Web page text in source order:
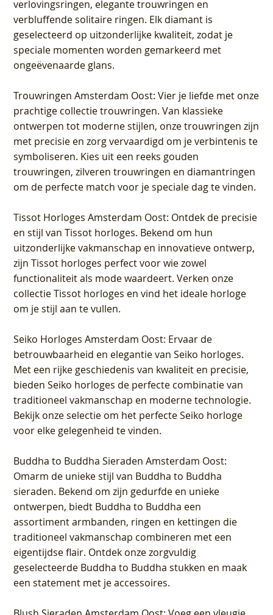
verlovingsringen, elegante trouwringen en
verbluffende solitaire ringen. Elk diamant is
geselecteerd op uitzonderlijke kwaliteit, zodat je
speciale momenten worden gemarkeerd met
ongeëvenaarde glans.
Trouwringen Amsterdam Oost: Vier je liefde met onze
prachtige collectie trouwringen. Van klassieke
ontwerpen tot moderne stijlen, onze trouwringen zijn
met precisie en zorg vervaardigd om je verbintenis te
symboliseren. Kies uit een reeks gouden
trouwringen, zilveren trouwringen en diamantringen
om de perfecte match voor je speciale dag te vinden.
Tissot Horloges Amsterdam Oost: Ontdek de precisie
en stijl van Tissot horloges. Bekend om hun
uitzonderlijke vakmanschap en innovatieve ontwerp,
zijn Tissot horloges perfect voor wie zowel
functionaliteit als mode waardeert. Verken onze
collectie Tissot horloges en vind het ideale horloge
om je stijl aan te vullen.
Seiko Horloges Amsterdam Oost: Ervaar de
betrouwbaarheid en elegantie van Seiko horloges.
Met een rijke geschiedenis van kwaliteit en precisie,
bieden Seiko horloges de perfecte combinatie van
traditioneel vakmanschap en moderne technologie.
Bekijk onze selectie om het perfecte Seiko horloge
voor elke gelegenheid te vinden.
Buddha to Buddha Sieraden Amsterdam Oost:
Omarm de unieke stijl van Buddha to Buddha
sieraden. Bekend om zijn gedurfde en unieke
ontwerpen, biedt Buddha to Buddha een
assortiment armbanden, ringen en kettingen die
traditioneel vakmanschap combineren met een
eigentijdse flair. Ontdek onze zorgvuldig
geselecteerde Buddha to Buddha stukken en maak
een statement met je accessoires.